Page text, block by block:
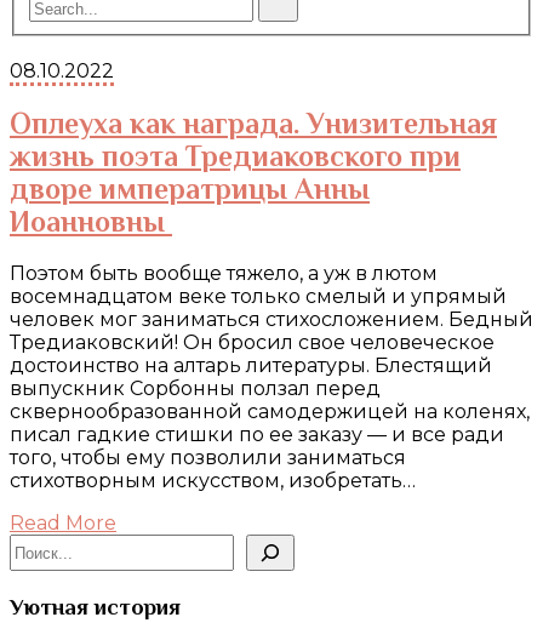
08.10.2022
Оплеуха как награда. Унизительная
жизнь поэта Тредиаковского при
дворе императрицы Анны
Иоанновны
Поэтом быть вообще тяжело, а уж в лютом
восемнадцатом веке только смелый и упрямый
человек мог заниматься стихосложением. Бедный
Тредиаковский! Он бросил свое человеческое
достоинство на алтарь литературы. Блестящий
выпускник Сорбонны ползал перед
сквернообразованной самодержицей на коленях,
писал гадкие стишки по ее заказу — и все ради
того, чтобы ему позволили заниматься
стихотворным искусством, изобретать…
Read More
Поиск
Уютная история